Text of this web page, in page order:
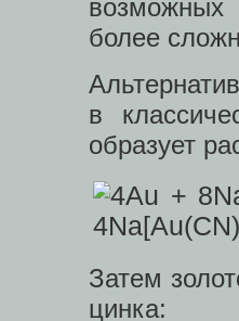
возможных
более
в
образует
Затем
цинка: